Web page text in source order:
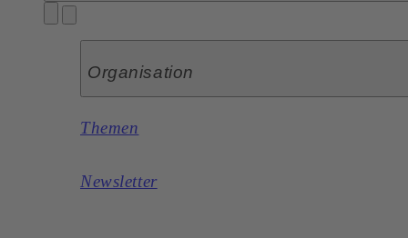
Organisation
Themen
Newsletter